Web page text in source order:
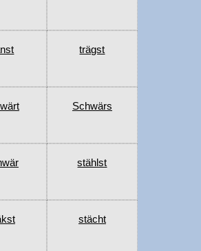
trägst
Schwärs
stählst
stächt